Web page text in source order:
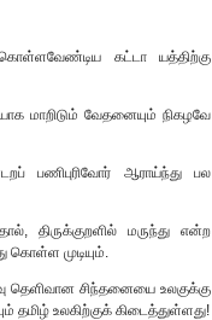
கட்டா யத்திற்கு
மாறிடும் வேதனையும் நிகழவே
பணிபுரிவோர் ஆராய்ந்து பல
திருக்குறளில் மருந்து என்ற
கொள்ள முடியும்.
தெளிவான சிந்தனையை உலகுக்கு
தமிழ் உலகிற்குக் கிடைத்துள்ளது!